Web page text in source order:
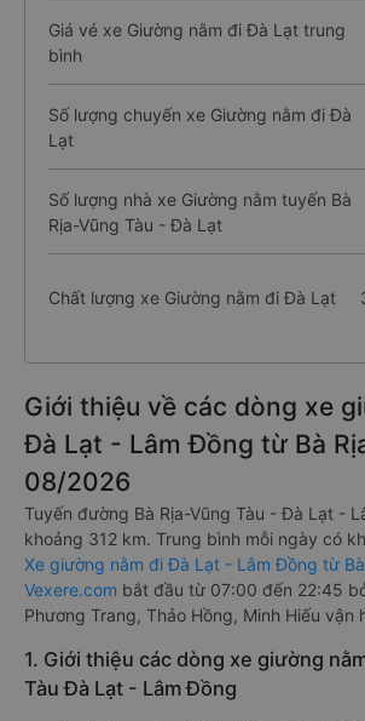
Giá vé xe Giường nằm đi Đà Lạt trung
bình
Số lượng chuyến xe Giường nằm đi Đà
Lạt
Số lượng nhà xe Giường nằm tuyến Bà
Rịa-Vũng Tàu - Đà Lạt
Chất lượng xe Giường nằm đi Đà Lạt
Giới thiệu về các dòng xe
Đà Lạt - Lâm Đồng từ Bà
08/2026
Tuyến đường Bà Rịa-Vũng Tàu - Đà Lạt -
khoảng 312 km. Trung bình mỗi ngày có
Xe giường nằm đi Đà Lạt - Lâm Đồng từ Bà
Vexere.com bắt đầu từ 07:00 đến 22:45
Phương Trang, Thảo Hồng, Minh Hiếu vận
1. Giới thiệu các dòng xe giường
Tàu Đà Lạt - Lâm Đồng